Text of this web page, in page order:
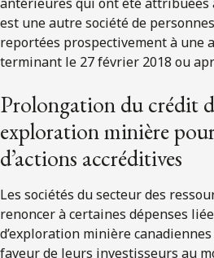
est une autre société de
reportées prospectivement à une
terminant le 27 février 2018 ou
Prolongation du crédit
exploration minière
d’actions accréditives
Les sociétés du secteur des
renoncer à certaines dépenses
d’exploration minière
faveur de leurs investisseurs au